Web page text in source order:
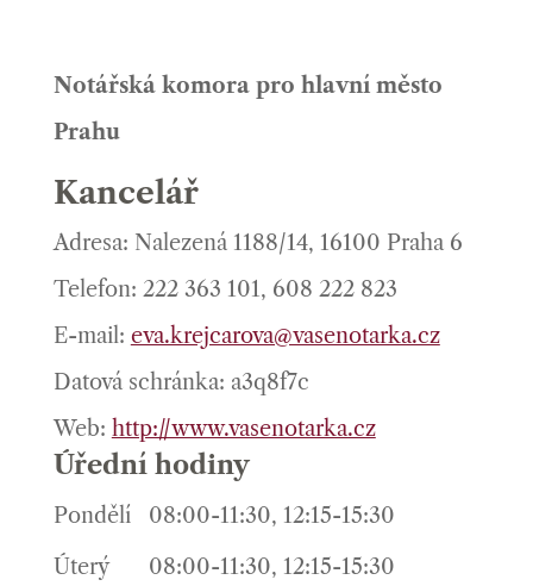
Notářská komora pro hlavní město
Prahu
Kancelář
Adresa: Nalezená 1188/14, 16100 Praha 6
Telefon: 222 363 101, 608 222 823
E-mail: eva.krejcarova@vasenotarka.cz
Datová schránka: a3q8f7c
Web: http://www.vasenotarka.cz
Úřední hodiny
Pondělí
08:00-11:30, 12:15-15:30
Úterý
08:00-11:30, 12:15-15:30